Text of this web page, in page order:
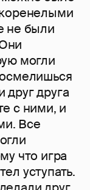
не были
могли
друга
с ними, и
Все
что игра
уступать.